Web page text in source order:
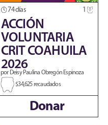
74 días 1
ACCIÓN
VOLUNTARIA
CRIT COAHUILA
2026
por Deisy Paulina Obregón Espinoza
$34,625 recaudados
Donar